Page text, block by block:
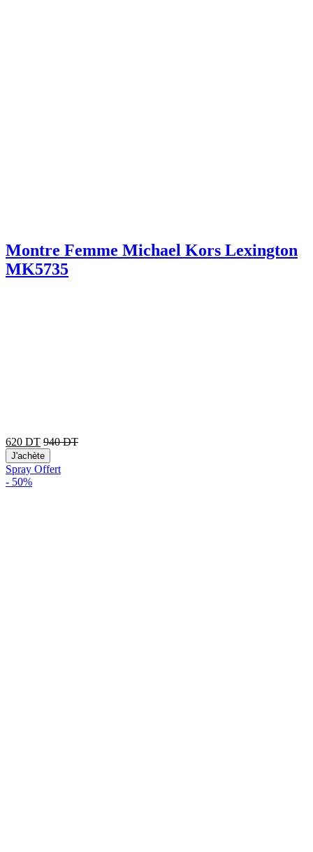
Montre Femme Michael Kors Lexington
MK5735
620 DT 940DT
J'achète
Spray Offert
- 50%